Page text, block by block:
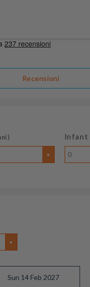
Recensioni
Infant
0
Sun 14 Feb 2027